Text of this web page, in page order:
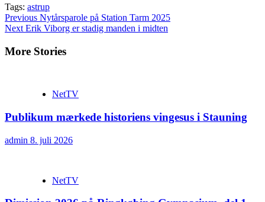
Tags: astrup
Continue
Reading
Previous Nytårsparole på Station Tarm 2025
Next Erik Viborg er stadig manden i midten
More Stories
NetTV
Publikum mærkede historiens vingesus i Stauning
admin 8. juli 2026
NetTV